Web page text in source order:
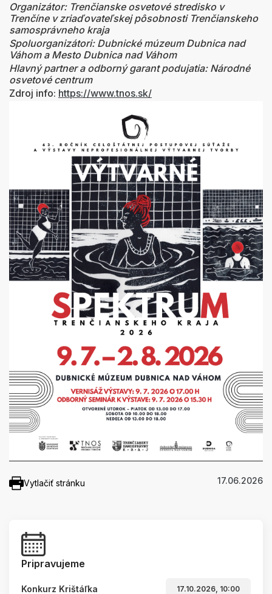
Organizátor: Trenčianske osvetové stredisko v
Trenčíne v zriaďovateľskej pôsobnosti Trenčianskeho
samosprávneho kraja
Spoluorganizátori: Dubnické múzeum Dubnica nad
Váhom a Mesto Dubnica nad Váhom
Hlavný partner a odborný garant podujatia: Národné
osvetové centrum
Zdroj info: https://www.tnos.sk/
Vytlačiť stránku 17.06.2026
Pripravujeme
Konkurz Krištáľka 17.10.2026, 10:00